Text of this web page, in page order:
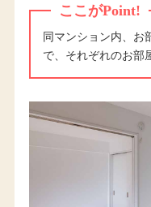
ここがPoint!
同マンション内、お
で、それぞれのお部